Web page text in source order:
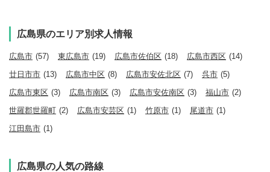
広島県のエリア別求人情報
広島市 (57) 東広島市 (19) 広島市佐伯区 (18) 広島市西区 (14)
廿日市市 (13) 広島市中区 (8) 広島市安佐北区 (7) 呉市 (5)
広島市東区 (3) 広島市南区 (3) 広島市安佐南区 (3) 福山市 (2)
世羅郡世羅町 (2) 広島市安芸区 (1) 竹原市 (1) 尾道市 (1)
江田島市 (1)
広島県の人気の路線